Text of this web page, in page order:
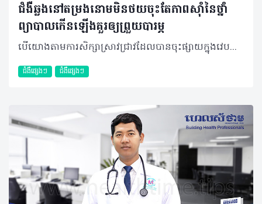
ជំងឺឆ្លងនៅតម្រងនោមមិនថយចុះតែភាពស៊ាំនៃថ្នាំ
ព្យាបាលកើនឡើងគួរឲ្យព្រួយបារម្ភ
បើយោងតាមការសិក្សាស្រាវជ្រាវដែលបានចុះផ្សាយក្នុងវេបសាយវិទ្យាស្ថានសុខភាពជាតិអាមេរិក (PubMed) បានបង្ហាញថា ជំងឺឆ្លងនៅប្រព័ន្ធតម្រងនោម (UTIs) នៅតែជាបញ្ហាសុខភាពសារធាណៈដ៏គួរឲ្យព្រួយបារម្ភដោយអត្រានៃការឆ្លងជំងឺនេះប្រចាំឆ្នាំមានប្រមាណជា ១៥០លាននាក់ដែលភាគច្រើននៃការបង្ករោគបណ្តាលមកពីបាក់តេរីកាចសាហាវមួយចំនួនដូចជា Escherichia coli (80%), Klebsiella pneumoniae, Proteus mirabilis, Enterococcus faecalis និងStaphylococcus saprophyticus។ ដូចដែរមិត្តអ្នកអានបានជ្រាបខ្លះៗហើយថា ប្រព័ន្ធតម្រងនោមជាបណ្តុំសរីរាង្គផ្នែកខាងក្រោមនៃរាងកាយដែលមានតួនាទីយ៉ាងសំខាន់ក្នុងការបញ្ចេញជាតិពុល ត្រួតពិនិត្យសម្ពាធឈាមធ្វើឲ្យមានតុល្យភាពអេឡិចត្រូលីត្រ និងជាកត្តារួមចំណែកដ៏សំខាន់ក្នុងការផលិតគ្រាប់ឈាមក្រហមផងដែរ។ ប្រព័ន្ធតម្រងនោមរួមបញ្ចូលនូវសរីរាង្គតម្រងនោម ឬក្រលៀនចំនួន២ បង្ហួរនោមខាងលើ២ ប្លោកនោម១ និងបង្ហួរនោមខាងក្រោម១ សម្រាប់មនុស្សស្រី ដោយឡែកសម្រាប់មនុស្សប្រុស ប្រូស្តាតជាសរីរាង្គសម្គាល់១ បន្ថែមទៀតដែលស្ថិតនៅក្រោមប្លោកនោម។ និយមន័យ ការបង្ករោគលើប្រព័ន្ធតម្រងនោមគឺសំដៅលើការឈ្លានពានរបស់បាក់តេរីចំពោះសរីរាង្គណាមួយនៃប្រព័ន្ធតម្រងនោម ដែលជាទូទៅវាអាចបណ្តាលឲ្យមានការរលាក និងការបង្ករោគចំពោះសរីរាង្គទាំងនោះ។ ការបង្ករោគលើប្រព័ន្ធតម្រងនោមត្រូវបានបែងចែកជា ២ប្រភេទគឺ៖ • Infection Urinaire Haute ឬ Pyélonephrite/Pyelonephritis៖ ជាការបង្ករោគនៅប្រព័ន្ធតម្រងនោមផ្នែកខាងលើដែលមានដូចជាតម្រងនោម ឬក្រលៀន និងបង្ហួរនោមផ្នែកខាងលើ។ ក្នុងនោះដែរ វាត្រូវបានបែងចែកជា ២ប្រភេទបន្ថែមទៀតគឺ Pyélonephrite obstructive ដែលបង្កឲ្យមានការស្ទះទឹកនោម (ជួនកាលអាចបណ្តាលមកពីក្រួស ឬដុំមហារីក) និង Pyélonephrite non obstructive ដែលមូលហេតុចម្បងគឺបណ្តាលមកពីការបង្ករោគតាមឈាម (Hématogène) ជាពិសេសក្នុងករណីអ្នកជំងឺដែលមានប្រព័ន្ធការពាររាងកាយខ្សោយដូចជាអ្នកជំងឺទឹកនោមផ្អែម អ្នកប្រើថ្នាំបន្ថយប្រព័ន្ធការពាររាងកាយ (Corticoide, Immunodépresseur) ស្រ្ដីមានផ្ទៃពោះ អ្នកជំងឺខ្សោយតម្រងនោម... ជាកត្តាធ្វើឲ្យមេរោគមានឱកាសឈ្លានពានបាន។ Infection Urinaire Haute តែងបណ្តាលឲ្យមានគ្រោះថ្នាក់ធ្ងន់ធ្ងរដល់អាយុជីវិត។ • Infection Urinaire Basse៖ ជាការបង្ករោគនៅតម្រងនោមផ្នែកខាងក្រោម ដែលរាប់ចាប់ពីប្លោកនោម ប្រូស្តាត (សម្រាប់បុរស) និងបង្ហួរនោមខាងក្រោម។ ជាទូទៅ វាមិនបង្កជាគ្រោះថ្នាក់ធ្ងន់ធ្ងរដល់អាយុជីវិតភ្លាមៗដូច InfectionUrinaire Haute ឡើយ។ គួរបញ្ជាក់ផងដែរថា រហូតមកដល់ពេលនេះ អត្រានៃការបង្ករោគលើប្រព័ន្ធតម្រងនោមនៅតែមានចំនួនច្រើនគួរឲ្យកត់សម្គាល់ដដែល ហើយអ្វីដែលជាកង្វល់បន្ថែមទៀតនោះគឺភាពស៊ាំនៃមេរោគបង្កទៅនឹងថ្នាំអង់ទីប៊ីយ៉ូទិក ឬថ្នាំផ្សះកាន់តែមានចំនួនច្រើនឡើងៗ។ មូលហេតុ និងបុគ្គលប្រឈម បាក់តេរីជាមូលហេតុចម្បងដែលតែងបង្កឲ្យមានការរលាកតម្រងនោម និងបង្ករោគនៅសរីរាង្គទាំងឡាយនៃប្រព័ន្ធតម្រងនោម។ ក្នុងនោះដែរគេសង្កេតឃើញថា បុគ្គលដែលងាយប្រឈមនឹងជំងឺនេះមានដូចជា៖ • បុគ្គលដែលមានការរួមភេទញឹកញាប់ • វ័យចាស់ដែលអាចចាប់ពីអាយុ ៦០ឆ្នាំឡើង • អ្នកជំងឺទឹកនោមផ្អែម អ្នកជំងឺដែលមានប្រព័ន្ធការពាររាងកាយទ្រុឌទ្រោមដែលអាចជាអ្នកជំងឺHIV ឬអ្នកកំពុងប្រើប្រាស់ថ្នាំបន្ថយប្រព័ន្ធការពាររាងកាយ • អ្នកជំងឺខ្សោយតម្រងនោម • ស្រ្ដីមានផ្ទៃពោះ • បុគ្គលដែលមានបញ្ហាស្ទះទឹកនោម ដែលអាចបណ្តាលមកពីក្រួសក្នុងតម្រងនោម ដុំមហារីក ឬការរីកនៃក្រពេញប្រូស្តាតជាដើម។ គួរកត់សម្គាល់ដែរថា ស្ត្រីមានឱកាសប្រឈមនឹងការកើតជំងឺឆ្លងនៅប្រព័ន្ធតម្រងនោមជាងបុរស ដោយហេតុថា ជាលក្ខណៈធម្មជាតិស្ត្រីមានប្រវែងបង្ហួរនោមផ្នែកខាងក្រោមខ្លីជាងបុរស ដែលលក្ខខណ្ឌបែបនេះពិតជាអាចបង្កភាពងាយស្រួលដល់ការជ្រៀតចូលរបស់មេរោគ។ រោគសញ្ញា អ្នកអាចកត់សម្គាល់នូវសញ្ញាងាយៗខាងក្រោមដើម្បីជាគន្លឹះដែលអាចសង្ស័យថា ជាការបង្ករោគនៅប្រព័ន្ធតម្រងនោម ដែលសញ្ញាទាំងនោះមានដូចជា៖ • ចំនួនដងនៃការបត់ជើងតូចខុសប្រក្រតី (អាចញឹកញាប់ជាងមុន ឬមិនបត់ជើងសោះ) • ក្រហាយ ពិបាកបត់ជើងតូច ឬអាចឈឺបត់ជើងភ្លាម ទឹកនោមបញ្ចេញមកភ្លាមៗ • ទឹកនោមមានក្លិនអាក្រក់ សភាពល្អក់ ខ្ទុះ ឬមានឈាមមកលាយឡំជាមួយ។ ករណីមានឈាមបែបនេះគឺជាសញ្ញាដ៏គួរឲ្យព្រួយបារម្ភដែលអាចទាក់ទងនឹងការរលាកធ្ងន់ធ្ងរ ក្រួសតម្រងនោម ឬមហារីកជាដើម • បន្ថែមពីនេះ អ្នកជំងឺអាចស្តែងចេញជាអាការៈក្តៅខ្លួន ស្រៀវស្រាញ ដែលជាសញ្ញាសម្គាល់នៃការបង្ករោគនៅប្រព័ន្ធតម្រងនោមផ្នែកខាងលើ (Infection Urinaire Haute)។ យន្តការនៃការបង្ករោគ ករណីដែលតែងកើតមានឡើងជាញឹកញាប់ចំពោះការបង្ករោគនៅតម្រងនោមនោះគឺការជ្រៀតចូលរបស់បាក់តេរីទៅក្នុងរាងកាយតាមរយៈបង្ហួរនោមផ្នែកខាងក្រោម។ បន្ទាប់មកបាក់តេរីចាប់ផ្តើមធ្វើការបែងចែកខ្លួនដើម្បីបង្កើនចំនួន ព្រមទាំងធ្វើដំណើរទៅកាន់តម្រងនោម ក្រលៀនដែលជាទីកន្លែងរស់នៅ និងបង្ករោគដ៏ល្អបំផុត។ រាល់ពេលមានបាក់តេរីចូលក្នុងរាងកាយខ្លួនរបស់យើងតែងធ្វើសកម្មភាពប្រឆាំងតបតដែលមានស្តែងជាអាការៈ និងសញ្ញាផ្សេងៗ។ ម៉្យាងក្រៅពីការចម្លងរោគតាមផ្លូវខាងក្រោមបាក់តេរីដែលស្ថិតនៅទីតាំងផ្សេងទៀតនៃរាងកាយក៏អាចបន្លាស់ទីតាមចរន្តឈាម ហើយមានសមត្ថភាពឈ្លានពាន និងបង្ករោគនៅតម្រងនោមបានដែរ។ ប៉ុន្តែករណីបែបនេះជាករណីដែលកម្រនឹងអាចកើតមានឡើងណាស់។ ការធ្វើរោគវិនិច្ឆ័យ ដើម្បីបញ្ជាក់ច្បាស់អំពីមូលហេតុពិតប្រាកដដែលបណ្តាលឲ្យមានការបង្ករោគនៅតម្រងនោម ក្រុមគ្រូពេទ្យឯកទេសនឹងធ្វើការ៖ • ប្រមូលទឹកនោម និងវិភាគទឹកនោមរបស់អ្នកជំងឺតាមរយៈតេស្តម៉្យាងដែលមានឈ្មោះថា ECBU (Examine Cytobacteriologique des Urines)៖ ជាប្រភេទតេស្តដែលអាចពិនិត្យបានទាំងលក្ខណៈខាងក្រៅនៃទឹកនោមដោយផ្ទាល់ព្រមទាំងការបណ្តុះមេរោគជាមួយការធ្វើតេស្តថ្នាំផ្សះដែលអាចសម្លាប់មេរោគបានទៀតផង។ វិធីសាស្រ្តវិភាគទឹកនោមគឺជាវិធីសាស្ត្រដ៏ចាំបាច់ និងមិនអាចខានបាន ក្នុងការកំណត់រកអត្តសញ្ញាណពិតប្រាកដនៃមេរោគបង្កព្រមទាំងជាជំនួយក្នុងការព្យាបាលផងដែរ។ ក្រៅពីនេះ ក្រុមគ្រូពេទ្យក៏អាចពិនិត្យបន្ថែមតាមរយៈការធ្វើអេកូសាស្ត្រ ថតវិទ្យុសាស្ត្រ (ASP) ឬ Scanner ក្នុងករណីការធ្វើអេកូសាស្ត្រ និងថតវិទ្យុសាស្ត្រ(ASP) រករោគវិនិច្ឆ័យមិនឃើញ។ វិធីសាស្រ្តព្យាបាល ជាទូទៅ ការព្យាបាលត្រូវបានចែកចេញជា ២៖ ១ ការរលាកតម្រងនោមផ្នែកខាងក្រោម៖ • ពិនិត្យទឹកនោម(ECBU) មុនឲ្យប្រើថ្នាំផ្សះ។ • ការជ្រើសរើសថ្នាំផ្សះ ដែលមានសមត្ថភាពប្រឆាំងនឹងបាក់តេរីបានច្រើនប្រភេទ (Antibiotique Larges Spectres) បន្ទាប់ពីយកទឹកនោមរួច។លទ្ធផល ECBU អាចបាននៅថ្ងៃទី ៣ ទៅ៥។ ក្រោយចេញលទ្ធផលបណ្តុះមេរោគ និងតេស្តភាពស៊ាំនៃថ្នាំផ្សះ អ្នកជំងឺប្រហែលជាអាចតម្រូវឲ្យមានការផ្លាស់ប្តូរប្រភេទថ្នាំផ្សះ ឬរក្សានូវការប្រើប្រភេទថ្នាំដដែល ទៅតាមលទ្ធផលបណ្តុះមេរោគ (Antibiogramme) បូករួមជាមួយការណែនាំអំពីការប្រើប្រាស់ថ្នាំផ្សះឲ្យបានត្រឹមត្រូវ និងគ្រប់ចំនួន។ • រុករក និងព្យាបាលមូលហេតុ៖ ប្រូស្តាតរីកប៉ោងក្រួសស្ទះបង្ហួរខាងក្រោមត្បៀតបង្ហួរខាងក្រោមមានដុំសាច់បង្ហួរខាងក្រោម….។ ២ ការរលាកតម្រងនោមផ្នែកខាងលើ (អ្នកជំងឺត្រូវសម្រាកពេទ្យ) • Pyélonephrite aigue obstructive៖ បង្ហូរទឹកនោមដែលស្ទះជាបន្ទាន់ Drainage en urgence (Sonde JJ ឬ Néphrostomie) បញ្ចៀសការប្រមូលផ្តុំនៃមេរោគ (Choc septique) ពិនិត្យទឹកនោម(ECBU) មុនឲ្យប្រើថ្នាំផ្សះ (Antibiotique larges Spectres) បន្ទាប់មកទៀតរុករកនិងព្យាបាលមូលហេតុ ក្រួសស្ទះបង្ហួរខាងលើ មហារីកសរីរាង្គនៅក្បែរដូចជាមហារីកមាត់ស្បូន ពោះវៀនធំ… ដែលសង្កត់លើបង្ហួរនោម • Pyélonephrite aigue non obstructive៖ ពិនិត្យទឹកនោម(ECBU) បណ្តុះមេរោគក្នុងឈាម (Culture du sang) មុនឲ្យប្រើថ្នាំផ្សះ(Antibiotique Larges Spectres) រុករក និងព្យាបាល មូលហេតុអ្នកជំងឺទឹកនោមផ្អែម អ្នកជំងឺដែលមានប្រព័ន្ធការពាររាងកាយទ្រុឌទ្រោម ដែលអាចជាអ្នកជំងឺ HIV ឬអ្នកកំពុងប្រើប្រាស់ថ្នាំបន្ថយប្រព័ន្ធការពាររាងកាយ។ ផលវិបាក ប្រសិនបើអ្នកជំងឺមិនបានទទួលការព្យាបាលត្រឹមត្រូវទេនោះ អ្នកជំងឺអាចប្រឈមនឹងគ្រោះថ្នាក់ចំពោះសុខភាពដ៏គួរឲ្យព្រួយបារម្ភ៖ • ជាក់ស្តែង អ្នកជំងឺអាចនឹងបាត់បង់អាយុជីវិតដោយសារការឆ្លងមេរោគចូលក្នុងចរន្តឈាម (Septicémie) ដែលបង្កឲ្យមាន Choc Septique (ធ្លាក់សម្ពាធឈាមធ្ងន់ធ្ងរ) ក្នុងករណី Pyélonéphrite។ • ក្រៅពីនេះ មេរោគអាចនឹងមានភាពស៊ាំថ្នាំ (Résistances des antibiotiques) ចំពោះការមិនបានយកចិត្តទុកដាក់ទៅលើការព្យាបាលឲ្យបានត្រឹមត្រូវ។ ម៉្យាង កត្តានេះ ក៏អាចបណ្តាលឲ្យការព្យាបាលបន្ទាប់ជួបឧបសគ្គ ដោយហេតុថាការវិភាគ និងបណ្តុះមេរោគមិនអាចប្រព្រឹត្តទៅបាន (មេរោគបណ្តុះមិនដុះ)។ • ទាក់ទងនឹងការបង្ករោគនៅផ្នែកតម្រងនោមខាងក្រោម អ្នកជំងឺនឹងទទួលរងនូវការឈឺចាប់ ផលរំខានចំពោះសកម្មភាពប្រចាំថ្ងៃ ព្រមទាំងអាចវិវឌ្ឍជាការហូរឈាម (Cystite hémorragique) ជាពិសេសបន្តការឆ្លងរាលដាលទៅផ្នែកខាងលើដែលហៅថា Pyélonephrite។ វិធីសាស្រ្តការពារ តាមពិត ទម្លាប់ងាយៗប្រចាំថ្ងៃបានចូលរួមចំណែកកាត់បន្ថយអត្រានៃការឆ្លងរោគនៅប្រព័ន្ធតម្រងនោមយ៉ាងច្រើន។ សកម្មភាពទាំងនោះមានដូចជា៖ • ទម្លាប់ពិសាទឹកឲ្យបានច្រើន(៣លីត្រ ក្នុង២៤ម៉ោង) • ហាមទប់នោម ក្នុងរយៈពេលយូរ • រាល់ពេលបន្ទោបង់រួច ត្រូវលាងសម្អាតពីមុខទៅក្រោយ ដោយហេតុថា ទ្វារធំសម្បូរទៅដោយបាក់តេរីគ្រោះថ្នាក់ចំពោះតម្រងនោម • ត្រូវទៅបត់ជើងតូច រាល់ក្រោយពេលរួមភេទ (ទាំងប្រុស ទាំងស្រី) • រក្សាអនាម័យប្រដាប់ភេទឲ្យបានត្រឹមត្រូវ • ថែរក្សាសុខភាពឲ្យបានល្អ និងរឹងមាំ ចំពោះអ្នកមានប្រព័ន្ធការពាររាងកាយខ្សោយ (HIV, Immunosuppresseur) អ្នកជំងឺទឹកនោមផ្អែម...។ រាល់ពេលមានសញ្ញាណណាមួយទាក់ទងភាពមិនប្រក្រតីនៃសុខភាពតម្រងនោមដូចដែលបានរៀបរាប់ខាងលើសូមប្រញាប់អញ្ជើញទៅពិគ្រោះជាមួយក្រុមគ្រូពេទ្យជំនាញដោយចៀសវាងការប្រើប្រាស់ថ្នាំផ្សះដោយខ្លួនឯងមិនត្រឹមត្រូវ និងមិនគ្រប់កម្រិតដែលផ្តល់ជាផលលំបាកធ្ងន់ធ្ងរទៅនឹងការស៊ាំថ្នាំផ្សះ នាំឲ្យមានការចំណាយថវិកា ពេលវេលាកាន់តែច្រើន ហើយអាចបណ្តាលឲ្យបាត់បង់ជីវិតទៀតផង។ បន្ថែមពីនេះ អនាម័យប្រដាប់ភេទ និងការថែរក្សាសុខភាពប្រចាំថ្ងៃនៅតែជាកត្តាសំខាន់ដែលមិនគួរមើលរំលង។ បកស្រាយដោយ៖ វេជ្ជបណ្ឌិត ឈុន សុខា ឯកទេសតម្រងនោម និងជាអនុប្រធានផ្នែកតម្រងនោមនៃមន្ទីរពេទ្យមិត្តភាពខ្មែរ-សូវៀត អត្ថបទ៖ ដកស្រង់ចេញពីទស្សនាវដ្ដី ហេលស៍ថាម ប្រូ លេខ ៨១ 2019 រក្សាសិទ្ធិគ្រប់យ៉ាង​ដោយ Healthtime Corporation ចំពោះគ្រប់អត្ថបទដោយគ្មានផ្នែកណាមួយត្រូវបោះពុម្ពផ្សាយចូលប្រព័ន្ធអុីនធឺណែតឧបករណ៍អេឡិចត្រូនិកអាត់ជាសំឡេងឬថតចំលងគ្រប់រូបភាពដោយគ្មានការអនុញ្ញាតឡើយ
ជំងឺផ្សេងៗ ជំងឺផ្សេងៗ